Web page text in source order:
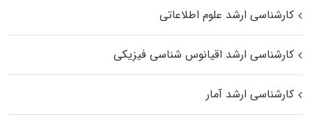
کارشناسی ارشد علوم اطلاعاتی
کارشناسی ارشد اقیانوس‌ شناسی فیزیکی
کارشناسی ارشد آمار